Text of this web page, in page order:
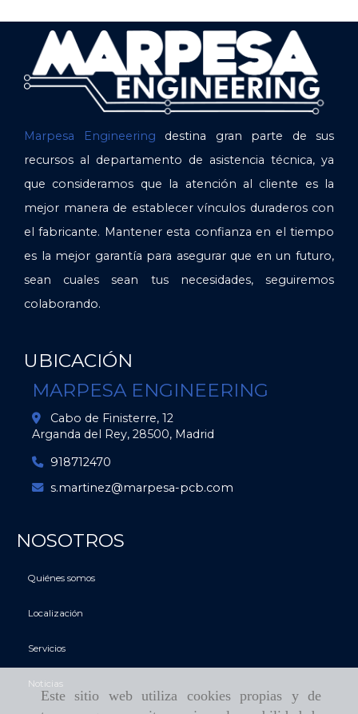
Este sitio web utiliza cookies propias y de
Marpesa Engineering destina gran parte de sus
recursos al departamento de asistencia técnica, ya
que consideramos que la atención al cliente es la
mejor manera de establecer vínculos duraderos con
el fabricante. Mantener esta confianza en el tiempo
es la mejor garantía para asegurar que en un futuro,
sean cuales sean tus necesidades, seguiremos
colaborando.
UBICACIÓN
MARPESA ENGINEERING
Cabo de Finisterre, 12
Arganda del Rey, 28500, Madrid
918712470
s.martinez
marpesa-pcb.com
NOSOTROS
Quiénes somos
Localización
Servicios
Noticias